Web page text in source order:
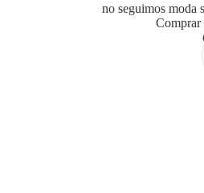
no seguimos moda
Comprar